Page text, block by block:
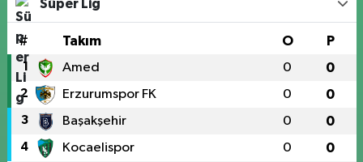
Süper Lig
# Takım O P
1 Amed 0 0
2 Erzurumspor FK 0 0
3 Başakşehir 0 0
4 Kocaelispor 0 0